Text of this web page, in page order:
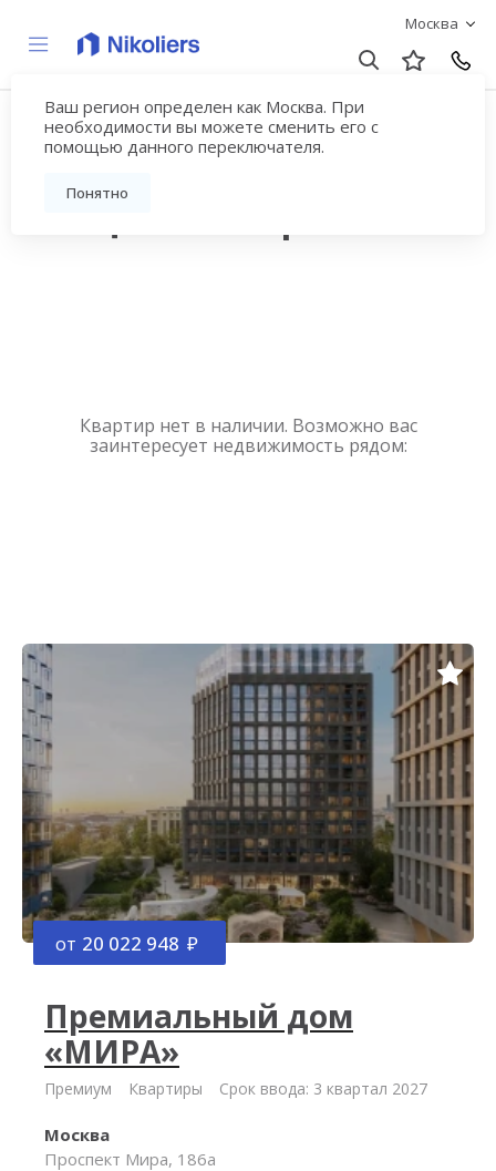
Москва
Ваш регион определен как Москва. При
необходимости вы можете сменить его с
помощью данного переключателя.
Понятно
Купить квартиру
новостройку у метро
Квартир нет в наличии. Возможно вас
заинтересует недвижимость рядом:
от 20 022 948
Премиальный дом
«МИРА»
Премиум Квартиры Срок ввода: 3 квартал 2027
Москва
Проспект Мира, 186а